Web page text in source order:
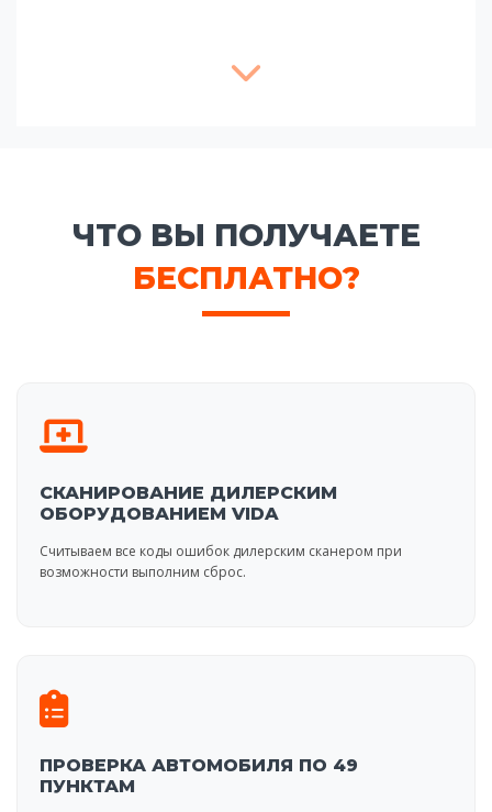
ЧТО ВЫ ПОЛУЧАЕТЕ
БЕСПЛАТНО?
СКАНИРОВАНИЕ ДИЛЕРСКИМ
ОБОРУДОВАНИЕМ VIDA
Считываем все коды ошибок дилерским сканером при
возможности выполним сброс.
ПРОВЕРКА АВТОМОБИЛЯ ПО 49
ПУНКТАМ